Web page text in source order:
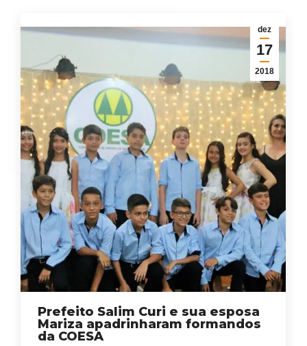
dez
17
2018
Prefeito Salim Curi e sua esposa
Mariza apadrinharam formandos
da COESA